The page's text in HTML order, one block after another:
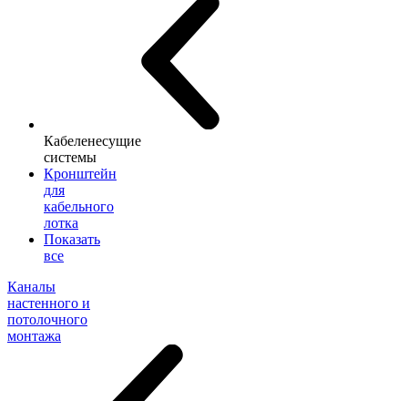
Кабеленесущие
системы
Кронштейн
для
кабельного
лотка
Показать
все
Каналы
настенного и
потолочного
монтажа